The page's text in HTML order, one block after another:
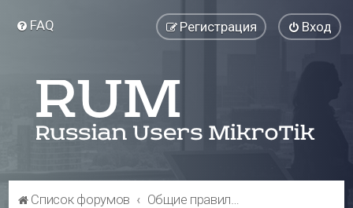
FAQ Вход
Регистрация
Список форумов Общие правила форума и полезная информация